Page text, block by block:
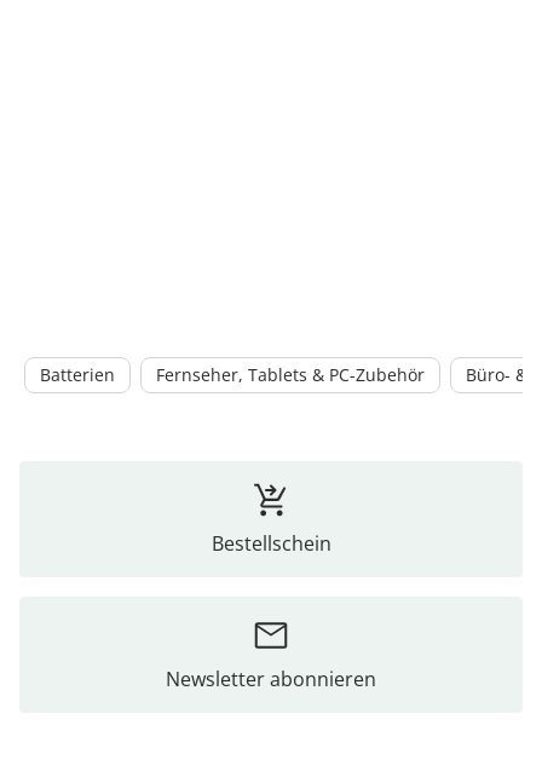
Batterien Fernseher, Tablets & PC-Zubehör Büro- &
Bestellschein
Newsletter abonnieren